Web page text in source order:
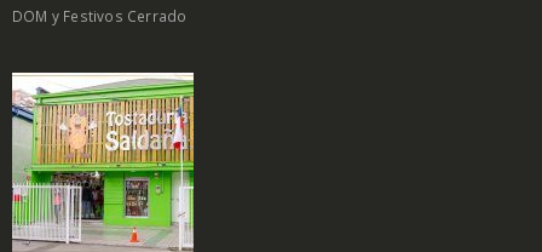
DOM y Festivos Cerrado